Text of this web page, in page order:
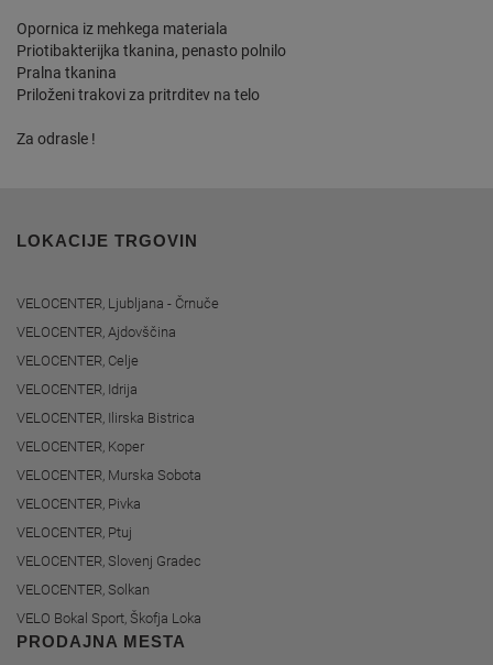
Opornica iz mehkega materiala
Priotibakterijka tkanina, penasto polnilo
Pralna tkanina
Priloženi trakovi za pritrditev na telo
Za odrasle !
LOKACIJE TRGOVIN
VELOCENTER, Ljubljana - Črnuče
VELOCENTER, Ajdovščina
VELOCENTER, Celje
VELOCENTER, Idrija
VELOCENTER, Ilirska Bistrica
VELOCENTER, Koper
VELOCENTER, Murska Sobota
VELOCENTER, Pivka
VELOCENTER, Ptuj
VELOCENTER, Slovenj Gradec
VELOCENTER, Solkan
VELO Bokal Sport, Škofja Loka
PRODAJNA MESTA